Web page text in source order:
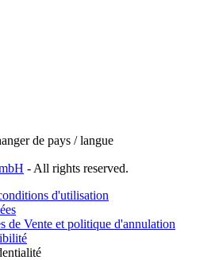
de pays / langue
- All rights reserved.
d'utilisation
de Vente et politique d'annulation